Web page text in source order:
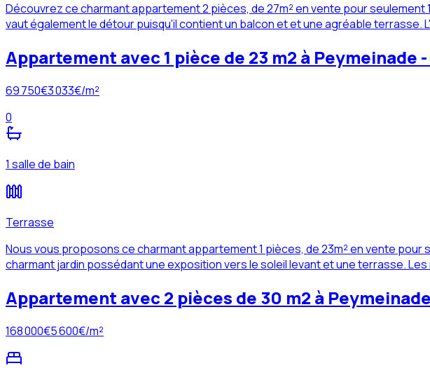
Découvrez ce charmant appartement 2 pièces, de 27m² en vente pour
vaut également le détour puisqu'il contient un balcon et et une agréable terrasse.
Appartement avec 1 pièce de 23 m2 à Peymeinade
69 750€3 033€/m²
0
1 salle de bain
Terrasse
Nous vous proposons ce charmant appartement 1 pièces, de 23m² en vente
charmant jardin possédant une exposition vers le soleil levant et une terrasse.
Appartement avec 2 pièces de 30 m2 à
168 000€5 600€/m²